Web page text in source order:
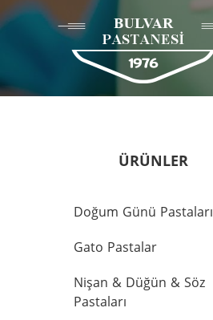
ÜRÜNLER
Doğum Günü Pastaları
Gato Pastalar
Nişan & Düğün & Söz
Pastaları